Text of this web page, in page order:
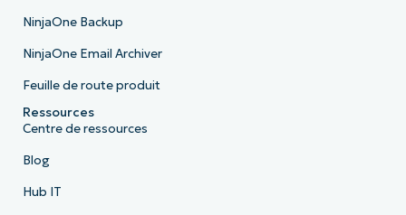
NinjaOne Backup
NinjaOne Email Archiver
Feuille de route produit
Ressources
Centre de ressources
Blog
Hub IT